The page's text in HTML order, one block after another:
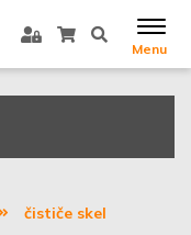
Menu
čističe skel